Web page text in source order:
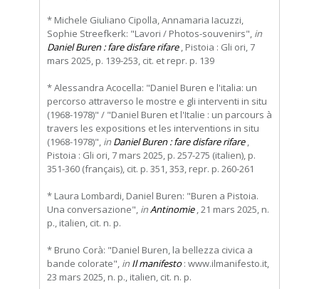
* Michele Giuliano Cipolla, Annamaria Iacuzzi,
Sophie Streefkerk: "Lavori / Photos-souvenirs", in
Daniel Buren : fare disfare rifare, Pistoia : Gli ori, 7
mars 2025, p. 139-253, cit. et repr. p. 139
* Alessandra Acocella: "Daniel Buren e l'italia: un
percorso attraverso le mostre e gli interventi in situ
(1968-1978)" / "Daniel Buren et l'Italie : un parcours à
travers les expositions et les interventions in situ
(1968-1978)", in Daniel Buren : fare disfare rifare,
Pistoia : Gli ori, 7 mars 2025, p. 257-275 (italien), p.
351-360 (français), cit. p. 351, 353, repr. p. 260-261
* Laura Lombardi, Daniel Buren: "Buren a Pistoia.
Una conversazione", inAntinomie, 21 mars 2025, n.
p., italien, cit. n. p.
* Bruno Corà: "Daniel Buren, la bellezza civica a
bande colorate", in Il manifesto: www.ilmanifesto.it,
23 mars 2025, n. p., italien, cit. n. p.